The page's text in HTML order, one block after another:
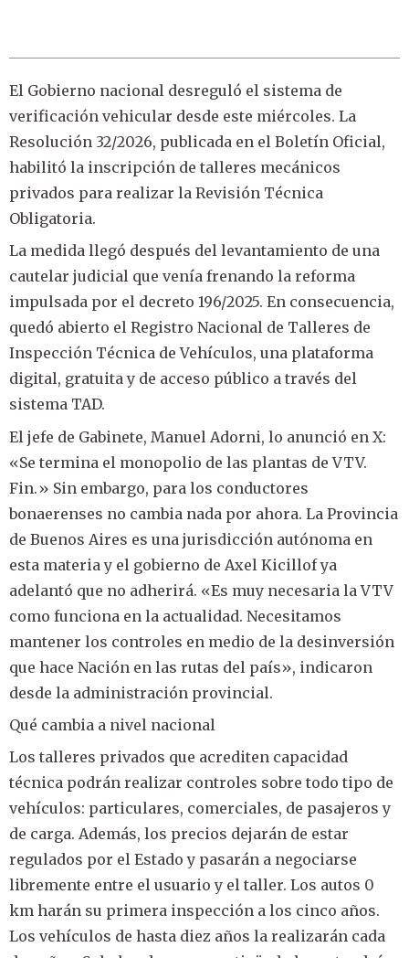
El Gobierno nacional desreguló el sistema de
verificación vehicular desde este miércoles. La
Resolución 32/2026, publicada en el Boletín Oficial,
habilitó la inscripción de talleres mecánicos
privados para realizar la Revisión Técnica
Obligatoria.
La medida llegó después del levantamiento de una
cautelar judicial que venía frenando la reforma
impulsada por el decreto 196/2025. En consecuencia,
quedó abierto el Registro Nacional de Talleres de
Inspección Técnica de Vehículos, una plataforma
digital, gratuita y de acceso público a través del
sistema TAD.
El jefe de Gabinete, Manuel Adorni, lo anunció en X:
«Se termina el monopolio de las plantas de VTV.
Fin.» Sin embargo, para los conductores
bonaerenses no cambia nada por ahora. La Provincia
de Buenos Aires es una jurisdicción autónoma en
esta materia y el gobierno de Axel Kicillof ya
adelantó que no adherirá. «Es muy necesaria la VTV
como funciona en la actualidad. Necesitamos
mantener los controles en medio de la desinversión
que hace Nación en las rutas del país», indicaron
desde la administración provincial.
Qué cambia a nivel nacional
Los talleres privados que acrediten capacidad
técnica podrán realizar controles sobre todo tipo de
vehículos: particulares, comerciales, de pasajeros y
de carga. Además, los precios dejarán de estar
regulados por el Estado y pasarán a negociarse
libremente entre el usuario y el taller. Los autos 0
km harán su primera inspección a los cinco años.
Los vehículos de hasta diez años la realizarán cada